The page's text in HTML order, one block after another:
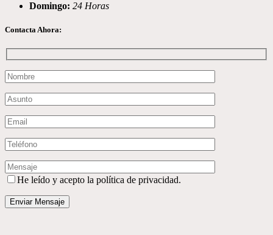
Domingo: 24 Horas
Contacta Ahora:
He leído y acepto la política de privacidad.